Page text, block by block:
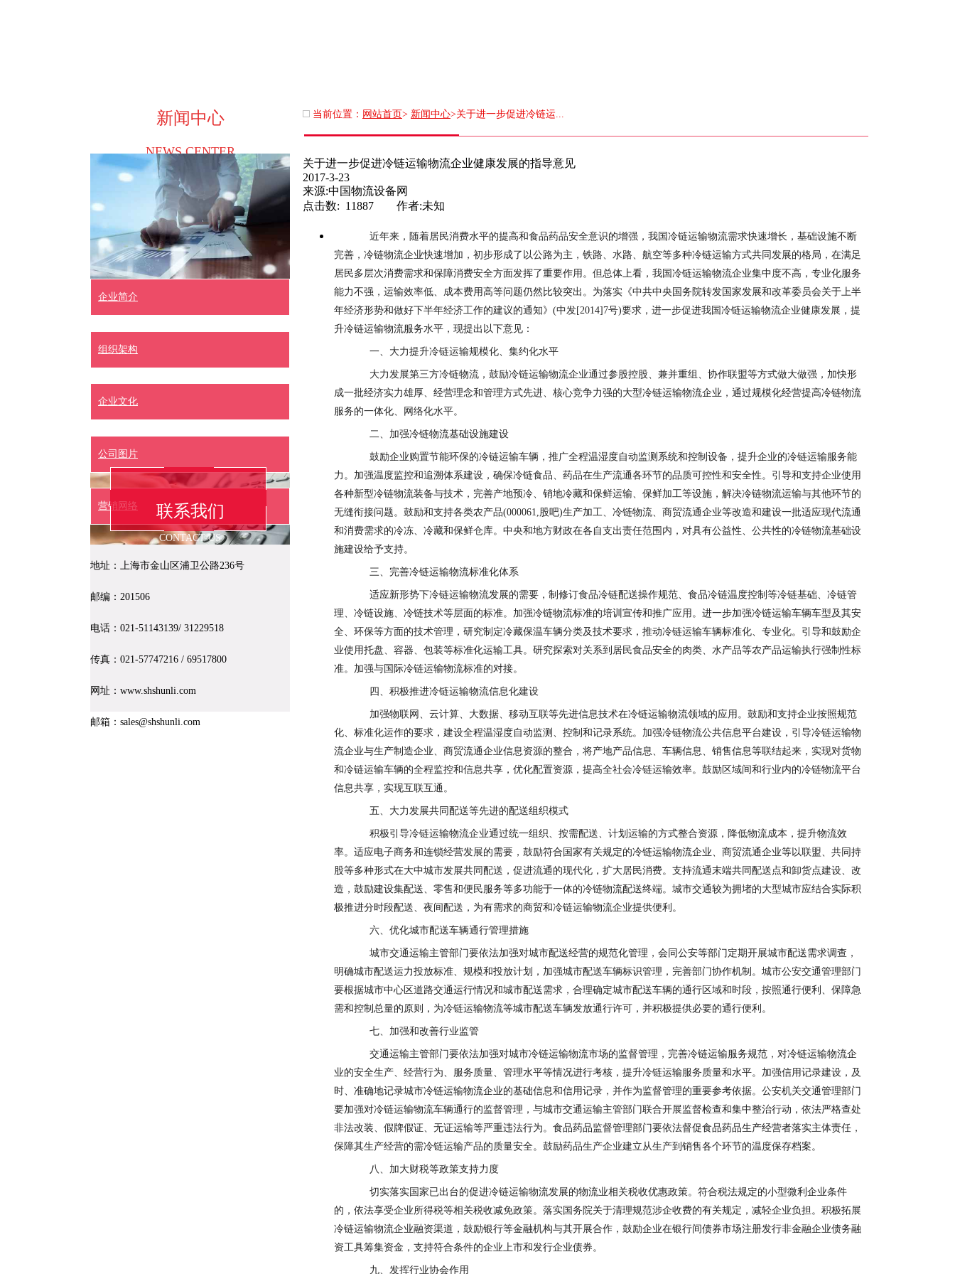
当前位置： 网站首页> 新闻中心>关于进一步促进冷链运...
关于进一步促进冷链运输物流企业健康发展的指导意见
2017-3-23
来源:中国物流设备网
点击数: 11887 作者:未知
近年来，随着居民消费水平的提高和食品药品安全意识的增强，我国冷链运输物流需求快速增长，基础设施不断
完善，冷链物流企业快速增加，初步形成了以公路为主，铁路、水路、航空等多种冷链运输方式共同发展的格局，在满足
居民多层次消费需求和保障消费安全方面发挥了重要作用。但总体上看，我国冷链运输物流企业集中度不高，专业化服务
能力不强，运输效率低、成本费用高等问题仍然比较突出。为落实《中共中央国务院转发国家发展和改革委员会关于上半
年经济形势和做好下半年经济工作的建议的通知》(中发[2014]7号)要求，进一步促进我国冷链运输物流企业健康发展，提
升冷链运输物流服务水平，现提出以下意见：
一、大力提升冷链运输规模化、集约化水平
大力发展第三方冷链物流，鼓励冷链运输物流企业通过参股控股、兼并重组、协作联盟等方式做大做强，加快形
成一批经济实力雄厚、经营理念和管理方式先进、核心竞争力强的大型冷链运输物流企业，通过规模化经营提高冷链物流
服务的一体化、网络化水平。
二、加强冷链物流基础设施建设
鼓励企业购置节能环保的冷链运输车辆，推广全程温湿度自动监测系统和控制设备，提升企业的冷链运输服务能
力。加强温度监控和追溯体系建设，确保冷链食品、药品在生产流通各环节的品质可控性和安全性。引导和支持企业使用
各种新型冷链物流装备与技术，完善产地预冷、销地冷藏和保鲜运输、保鲜加工等设施，解决冷链物流运输与其他环节的
无缝衔接问题。鼓励和支持各类农产品(000061,股吧)生产加工、冷链物流、商贸流通企业等改造和建设一批适应现代流通
和消费需求的冷冻、冷藏和保鲜仓库。中央和地方财政在各自支出责任范围内，对具有公益性、公共性的冷链物流基础设
施建设给予支持。
三、完善冷链运输物流标准化体系
适应新形势下冷链运输物流发展的需要，制修订食品冷链配送操作规范、食品冷链温度控制等冷链基础、冷链管
理、冷链设施、冷链技术等层面的标准。加强冷链物流标准的培训宣传和推广应用。进一步加强冷链运输车辆车型及其安
全、环保等方面的技术管理，研究制定冷藏保温车辆分类及技术要求，推动冷链运输车辆标准化、专业化。引导和鼓励企
业使用托盘、容器、包装等标准化运输工具。研究探索对关系到居民食品安全的肉类、水产品等农产品运输执行强制性标
准。加强与国际冷链运输物流标准的对接。
四、积极推进冷链运输物流信息化建设
加强物联网、云计算、大数据、移动互联等先进信息技术在冷链运输物流领域的应用。鼓励和支持企业按照规范
化、标准化运作的要求，建设全程温湿度自动监测、控制和记录系统。加强冷链物流公共信息平台建设，引导冷链运输物
流企业与生产制造企业、商贸流通企业信息资源的整合，将产地产品信息、车辆信息、销售信息等联结起来，实现对货物
和冷链运输车辆的全程监控和信息共享，优化配置资源，提高全社会冷链运输效率。鼓励区域间和行业内的冷链物流平台
信息共享，实现互联互通。
五、大力发展共同配送等先进的配送组织模式
积极引导冷链运输物流企业通过统一组织、按需配送、计划运输的方式整合资源，降低物流成本，提升物流效
率。适应电子商务和连锁经营发展的需要，鼓励符合国家有关规定的冷链运输物流企业、商贸流通企业等以联盟、共同持
股等多种形式在大中城市发展共同配送，促进流通的现代化，扩大居民消费。支持流通末端共同配送点和卸货点建设、改
造，鼓励建设集配送、零售和便民服务等多功能于一体的冷链物流配送终端。城市交通较为拥堵的大型城市应结合实际积
极推进分时段配送、夜间配送，为有需求的商贸和冷链运输物流企业提供便利。
六、优化城市配送车辆通行管理措施
城市交通运输主管部门要依法加强对城市配送经营的规范化管理，会同公安等部门定期开展城市配送需求调查，
明确城市配送运力投放标准、规模和投放计划，加强城市配送车辆标识管理，完善部门协作机制。城市公安交通管理部门
要根据城市中心区道路交通运行情况和城市配送需求，合理确定城市配送车辆的通行区域和时段，按照通行便利、保障急
需和控制总量的原则，为冷链运输物流等城市配送车辆发放通行许可，并积极提供必要的通行便利。
七、加强和改善行业监管
交通运输主管部门要依法加强对城市冷链运输物流市场的监督管理，完善冷链运输服务规范，对冷链运输物流企
业的安全生产、经营行为、服务质量、管理水平等情况进行考核，提升冷链运输服务质量和水平。加强信用记录建设，及
时、准确地记录城市冷链运输物流企业的基础信息和信用记录，并作为监督管理的重要参考依据。公安机关交通管理部门
要加强对冷链运输物流车辆通行的监督管理，与城市交通运输主管部门联合开展监督检查和集中整治行动，依法严格查处
非法改装、假牌假证、无证运输等严重违法行为。食品药品监督管理部门要依法督促食品药品生产经营者落实主体责任，
保障其生产经营的需冷链运输产品的质量安全。鼓励药品生产企业建立从生产到销售各个环节的温度保存档案。
八、加大财税等政策支持力度
切实落实国家已出台的促进冷链运输物流发展的物流业相关税收优惠政策。符合税法规定的小型微利企业条件
的，依法享受企业所得税等相关税收减免政策。落实国务院关于清理规范涉企收费的有关规定，减轻企业负担。积极拓展
冷链运输物流企业融资渠道，鼓励银行等金融机构与其开展合作，鼓励企业在银行间债券市场注册发行非金融企业债务融
资工具筹集资金，支持符合条件的企业上市和发行企业债券。
九、发挥行业协会作用
新闻中心
NEWS CENTER
联系我们
CONTACT US
企业简介
组织架构
企业文化
公司图片
营销网络
地址：上海市金山区浦卫公路236号
邮编：201506
电话：021-51143139/ 31229518
传真：021-57747216 / 69517800
网址：www.shshunli.com
邮箱：sales@shshunli.com
销售热线：021-51143139
关键字：新能源材料，稀土材料，高分子材料和产品